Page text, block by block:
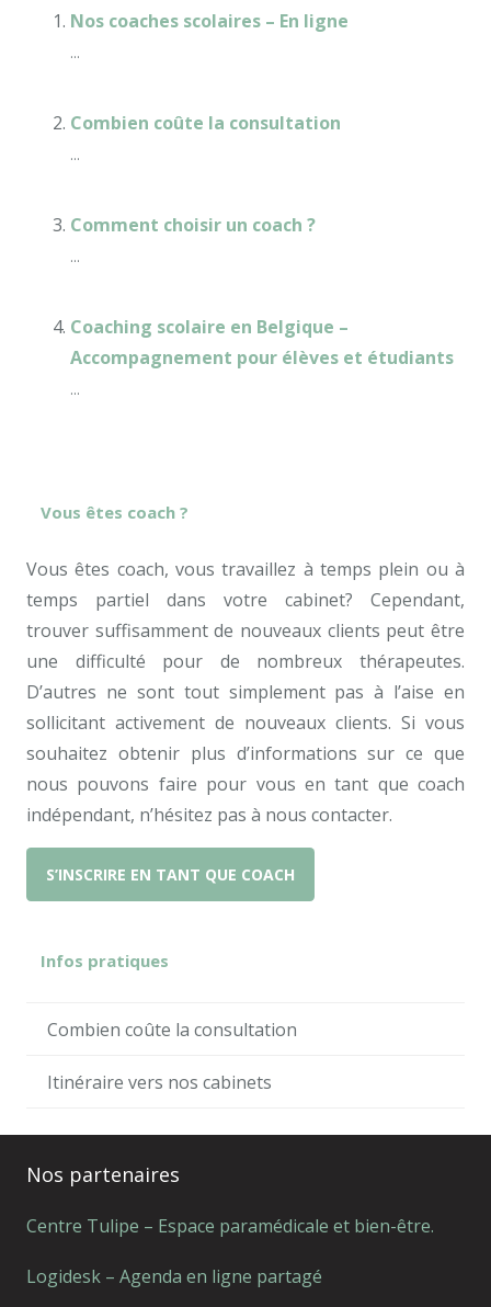
Nos coaches scolaires – En ligne
...
Combien coûte la consultation
...
Comment choisir un coach ?
...
Coaching scolaire en Belgique –
Accompagnement pour élèves et étudiants
...
Vous êtes coach ?
Vous êtes coach, vous travaillez à temps plein ou à
temps partiel dans votre cabinet? Cependant,
trouver suffisamment de nouveaux clients peut être
une difficulté pour de nombreux thérapeutes.
D’autres ne sont tout simplement pas à l’aise en
sollicitant activement de nouveaux clients. Si vous
souhaitez obtenir plus d’informations sur ce que
nous pouvons faire pour vous en tant que coach
indépendant, n’hésitez pas à nous contacter.
S’INSCRIRE EN TANT QUE COACH
Infos pratiques
Combien coûte la consultation
Itinéraire vers nos cabinets
Nos partenaires
Centre Tulipe – Espace paramédicale et bien-être.
Logidesk – Agenda en ligne partagé